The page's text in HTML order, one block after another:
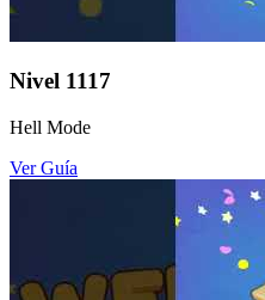
Nivel 1117
Hell Mode
Ver Guía